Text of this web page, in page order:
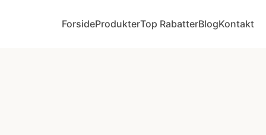
ForsideProdukterTop RabatterBlogKontakt